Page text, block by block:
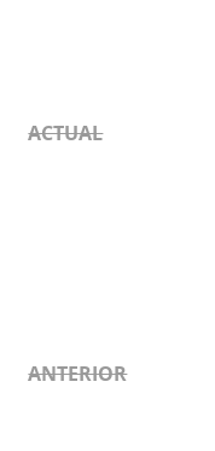
ACTUAL
ANTERIOR